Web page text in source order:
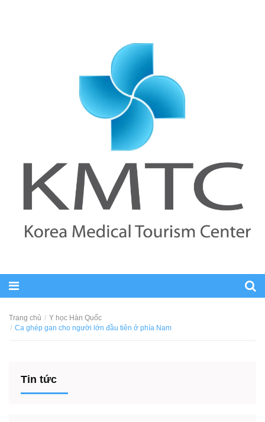
Trang chủ
Y học Hàn Quốc
Ca ghép gan cho người lớn đầu tiên ở phía Nam
Tin tức